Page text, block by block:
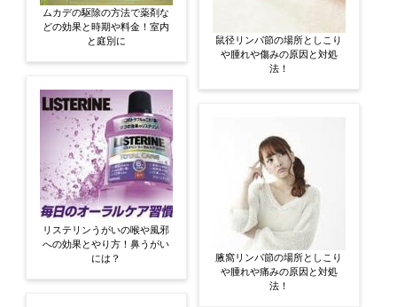
ムカデの駆除の方法で薬剤な
どの効果と時期や料金！室内
と庭別に
リステリンうがいの喉や風邪
への効果とやり方！鼻うがい
には？
鼠径リンパ節の場所としこり
や腫れや傷みの原因と対処
法！
腋窩リンパ節の場所としこり
や腫れや痛みの原因と対処
法！